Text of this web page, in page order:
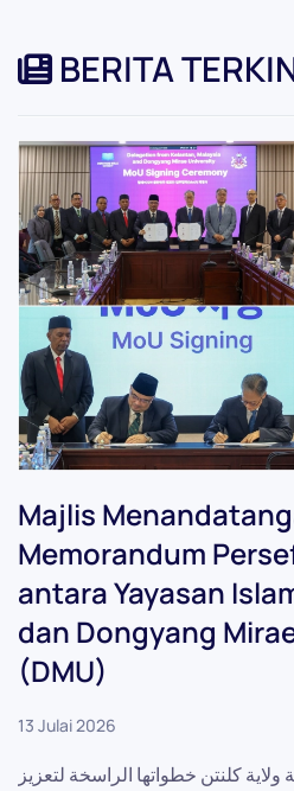
BERITA
Majlis
Memorandum
antara Yayasan
dan Dongyang
(DMU)
13 Julai 2026
كلنتن خطواتها الراسخة لتعزيز